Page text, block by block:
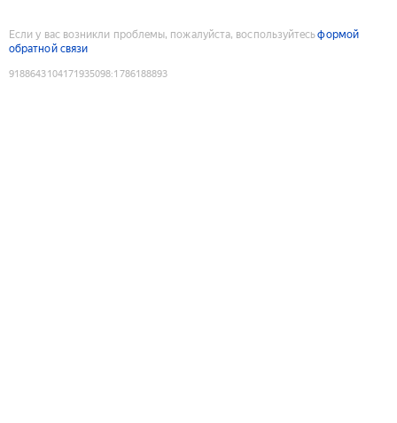
Если у вас возникли проблемы, пожалуйста, воспользуйтесьформой
обратной связи
9188643104171935098:1786188893